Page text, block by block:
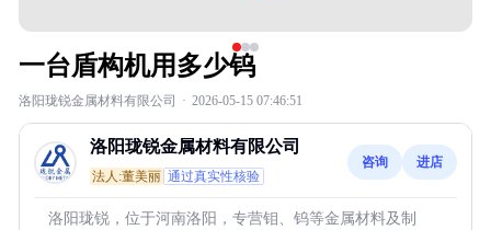
一台盾构机用多少钨
洛阳珑锐金属材料有限公司 · 2026-05-15 07:46:51
洛阳珑锐金属材料有限公司
法人:董美丽 通过真实性核验
咨询 进店
洛阳珑锐，位于河南洛阳，专营钼、钨等金属材料及制